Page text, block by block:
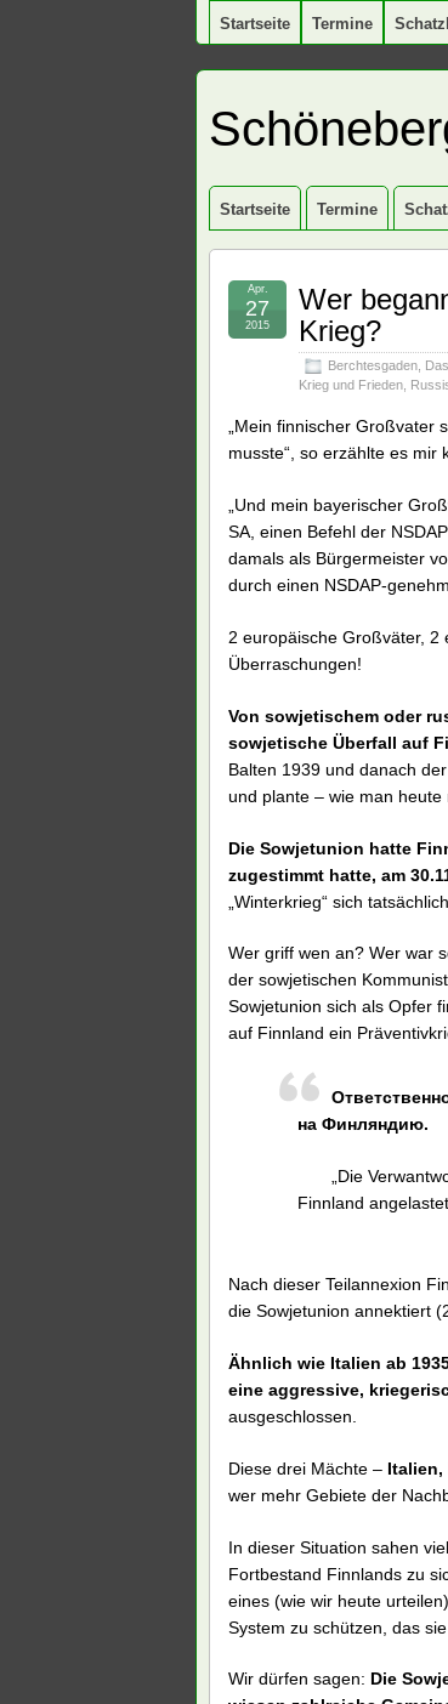
Startseite Termine
Startseite Termine
Wer
Krieg?
Berchtesgaden
Krieg und Frieden
Apr.
27
2015
„Mein finnischer Großvater
musste“, so erzählte es mir
„Und mein bayerischer
SA, einen Befehl der
damals als Bürgermeister
durch einen NSDAP-
2 europäische Großväter, 2
Überraschungen!
Von sowjetischem oder
sowjetische Überfall auf
Balten 1939 und danach
und plante – wie man heute
Die Sowjetunion hatte
zugestimmt hatte, am
„Winterkrieg“ sich
Wer griff wen an? Wer war
der sowjetischen
Sowjetunion sich als Opfer
auf Finnland ein
на Финляндию.
„Die
Finnland
Nach dieser Teilannexion
die Sowjetunion annektiert
Ähnlich wie Italien ab
eine aggressive,
ausgeschlossen.
Diese drei Mächte – Italien,
wer mehr Gebiete der
In dieser Situation sahen
Fortbestand Finnlands zu
eines (wie wir heute
System zu schützen, das
Wir dürfen sagen: Die